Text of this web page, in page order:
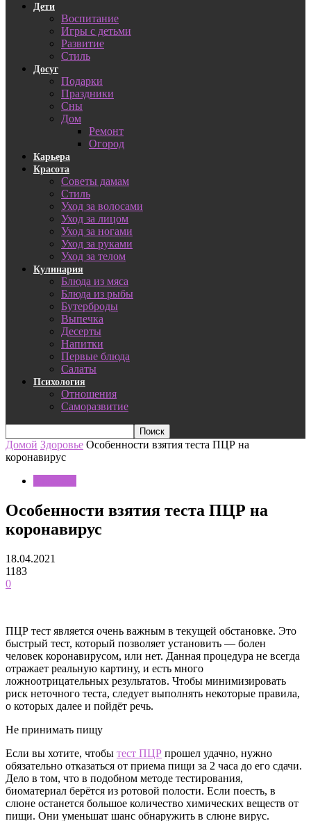
Дети
Воспитание
Игры с детьми
Развитие
Стиль
Досуг
Подарки
Праздники
Сны
Дом
Ремонт
Огород
Карьера
Красота
Советы дамам
Стиль
Уход за волосами
Уход за лицом
Уход за ногами
Уход за руками
Уход за телом
Кулинария
Блюда из мяса
Блюда из рыбы
Бутерброды
Выпечка
Десерты
Напитки
Первые блюда
Салаты
Психология
Отношения
Саморазвитие
Домой Здоровье Особенности взятия теста ПЦР на
коронавирус
Особенности взятия теста ПЦР на
коронавирус
18.04.2021
1183
0
ПЦР тест является очень важным в текущей обстановке. Это
быстрый тест, который позволяет установить — болен
человек коронавирусом, или нет. Данная процедура не всегда
отражает реальную картину, и есть много
ложноотрицательных результатов. Чтобы минимизировать
риск неточного теста, следует выполнять некоторые правила,
о которых далее и пойдёт речь.
Не принимать пищу
Если вы хотите, чтобы тест ПЦР прошел удачно, нужно
обязательно отказаться от приема пищи за 2 часа до его сдачи.
Дело в том, что в подобном методе тестирования,
биоматериал берётся из ротовой полости. Если поесть, в
слюне останется большое количество химических веществ от
пищи. Они уменьшат шанс обнаружить в слюне вирус.